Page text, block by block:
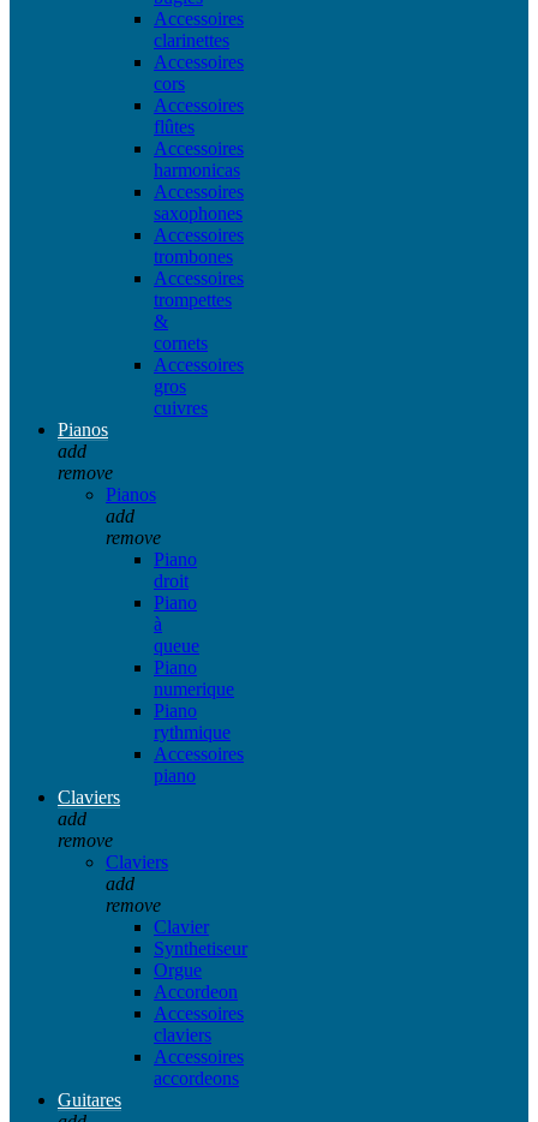
Accessoires
clarinettes
Accessoires
cors
Accessoires
flûtes
Accessoires
harmonicas
Accessoires
saxophones
Accessoires
trombones
Accessoires
trompettes
&
cornets
Accessoires
gros
cuivres
Pianos
add
remove
Pianos
add
remove
Piano
droit
Piano
à
queue
Piano
numerique
Piano
rythmique
Accessoires
piano
Claviers
add
remove
Claviers
add
remove
Clavier
Synthetiseur
Orgue
Accordeon
Accessoires
claviers
Accessoires
accordeons
Guitares